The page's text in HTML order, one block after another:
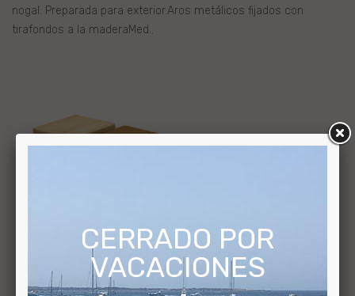
nogal. Preparada para exterior.Aros metálicos fijados con
tirafondos a la maderaMed..
CERRADO POR
VACACIONES